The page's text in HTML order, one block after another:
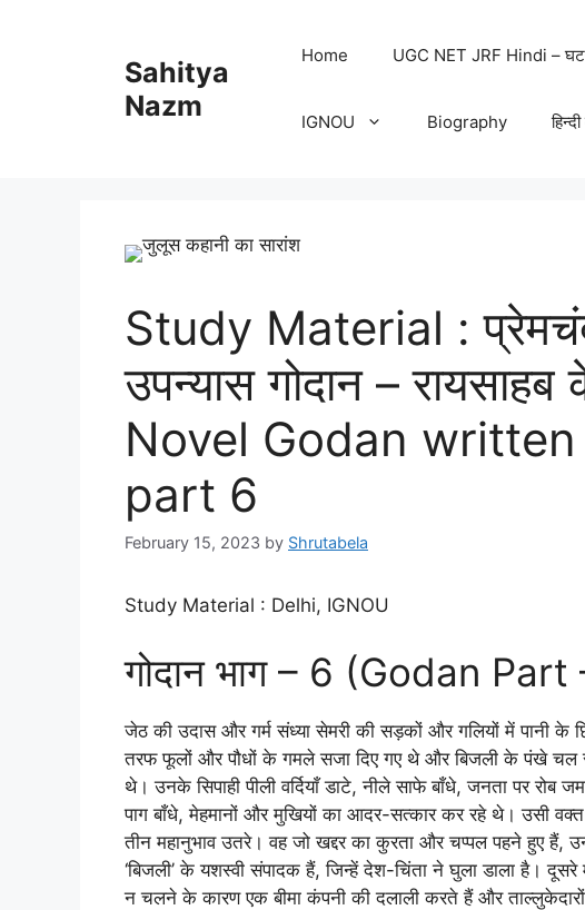
Sahitya
Nazm
Home UGC NET JRF Hindi –
IGNOU Biography
Study Material : प्रेमचंद
उपन्यास गोदान –
Novel Godan
part 6
February 15, 2023 by Shrutabela
Study Material : Delhi, IGNOU
गोदान भाग – 6 (Godan Part
जेठ की उदास और गर्म संध्या सेमरी की सड़कों और गलियों में पानी के
तरफ फूलों और पौधों के गमले सजा दिए गए थे और बिजली के पंखे चल
थे। उनके सिपाही पीली वर्दियाँ डाटे, नीले साफे बाँधे, जनता पर
पाग बाँधे, मेहमानों और मुखियों का आदर-सत्कार कर रहे थे। उसी
तीन महानुभाव उतरे। वह जो खद्दर का कुरता और चप्पल पहने हुए
‘बिजली’ के यशस्वी संपादक हैं, जिन्हें देश-चिंता ने घुला डाला है।
न चलने के कारण एक बीमा कंपनी की दलाली करते हैं और